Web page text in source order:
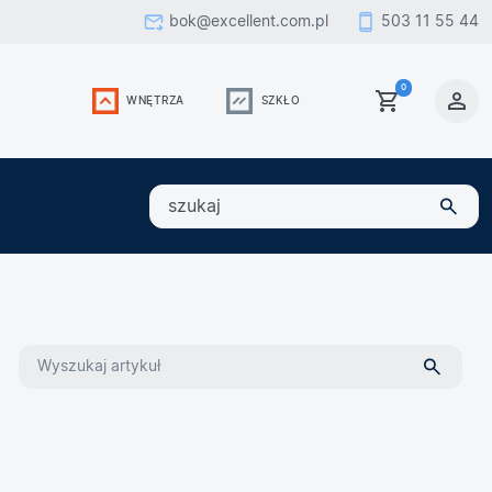
bok@excellent.com.pl 503 11 55 44
WNĘTRZA SZKŁO
0
szukaj
blogu